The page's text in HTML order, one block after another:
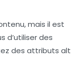
mais il est
d’utiliser des
des attributs alt